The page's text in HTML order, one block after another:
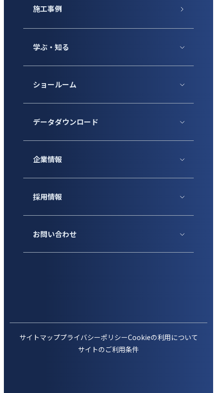
施工事例
学ぶ・知る
ショールーム
データダウンロード
企業情報
採用情報
お問い合わせ
サイトマッププライバシーポリシーCookieの利用について
サイトのご利用条件